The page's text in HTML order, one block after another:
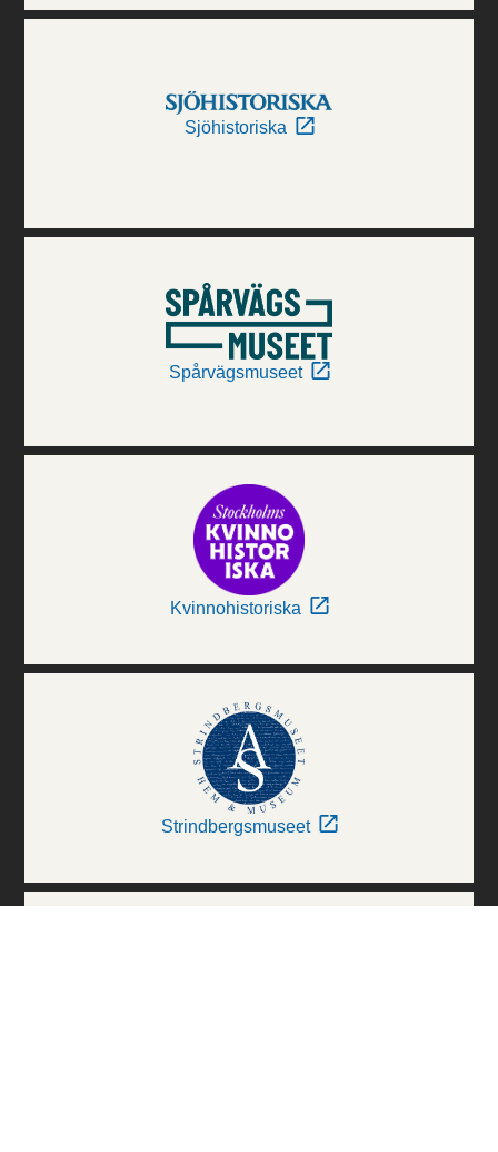
Sjöhistoriska
Spårvägsmuseet
Kvinnohistoriska
Strindbergsmuseet